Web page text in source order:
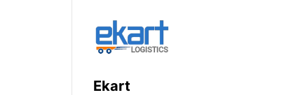
Ekart